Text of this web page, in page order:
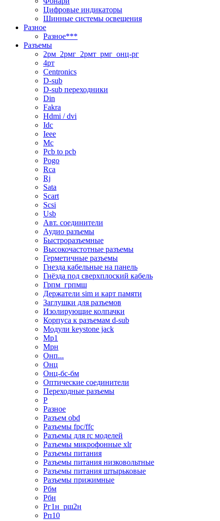
Цифровые индикаторы
Шинные системы освещения
Разное
Разное***
Разъемы
2рм_2рмг_2рмт_рмг_онц-рг
4рт
Centronics
D-sub
D-sub переходники
Din
Fakra
Hdmi / dvi
Idc
Ieee
Mc
Pcb to pcb
Pogo
Rca
Rj
Sata
Scart
Scsi
Usb
Авт. соединители
Аудио разъемы
Быстроразъемные
Высокочастотные разъемы
Герметичные разъемы
Гнезда кабельные на панель
Гнёзда под сверхплоский кабель
Грпм_грпмш
Держатели sim и карт памяти
Заглушки для разъемов
Изолирующие колпачки
Корпуса к разъемам d-sub
Модули keystone jack
Мр1
Мрн
Онп...
Онц
Онц-бс-бм
Оптические соединители
Переходные разъемы
Р
Разное
Разъем obd
Разъемы fpc/ffc
Разъемы для rc моделей
Разъемы микрофонные xlr
Разъемы питания
Разъемы питания низковольтные
Разъемы питания штырьковые
Разъемы прижимные
Рбм
Рбн
Рг1н_рш2н
Рп10